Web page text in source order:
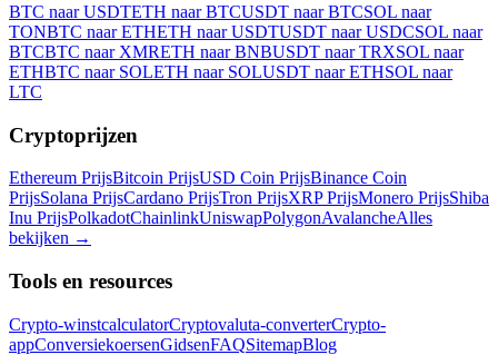
BTC naar USDTETH naar BTCUSDT naar BTCSOL naar
TONBTC naar ETHETH naar USDTUSDT naar USDCSOL naar
BTCBTC naar XMRETH naar BNBUSDT naar TRXSOL naar
ETHBTC naar SOLETH naar SOLUSDT naar ETHSOL naar
LTC
Cryptoprijzen
Ethereum PrijsBitcoin PrijsUSD Coin PrijsBinance Coin
PrijsSolana PrijsCardano PrijsTron PrijsXRP PrijsMonero PrijsShiba
Inu PrijsPolkadotChainlinkUniswapPolygonAvalancheAlles
bekijken →
Tools en resources
Crypto-winstcalculatorCryptovaluta-converterCrypto-
appConversiekoersenGidsenFAQSitemapBlog